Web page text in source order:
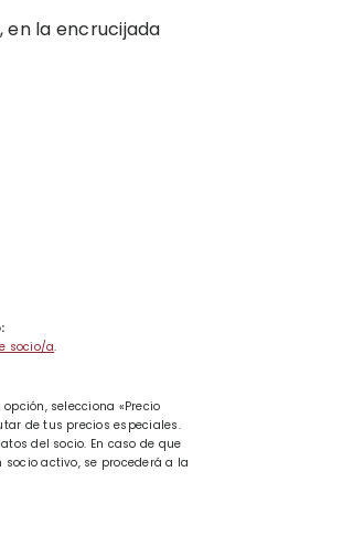
en la encrucijada
socio/a.
selecciona «Precio
de tus precios especiales.
del socio. En caso de que
activo, se procederá a la